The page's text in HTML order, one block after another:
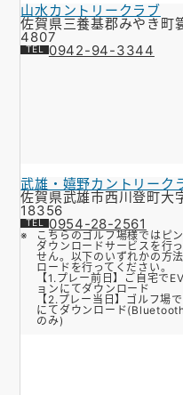
山水カントリークラブ
佐賀県三養基郡みやき町
4807
0942-94-3344
武雄・嬉野カントリーク
佐賀県武雄市西川登町大
18356
0954-28-2561
こちらのゴルフ場様ではピ
ダウンロードサービスを行
せん。以下のいずれかの方
ロードを行ってください。
【1.プレー前日】ご自宅で
ョンにてダウンロード
【2.プレー当日】ゴルフ場
にてダウンロード
のみ)